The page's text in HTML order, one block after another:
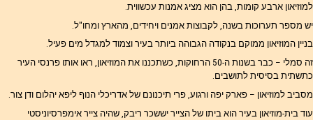
למוזיאון ארבע קומות, בהן הוא מציג אמנות עכשווית.
יש מספר תערוכות בשנה, לקבוצות אמנים ויחידים, מהארץ ומחו"ל.
בניין המוזיאון ממוקם בנקודה הגבוהה ביותר בעיר וצמוד למגדל מים פעיל.
זה סמלי – כבר בשנות ה-50 הרחוקות, כשתכננו את המוזיאון, ראו אותו פרנסי העיר
כתשתית בסיסית לתושבים.
מסביב למוזיאון – פארק יפה ורגוע, פרי תיכנונם של אדריכלי הנוף ליפא יהלום ודן צור.
עוד בית-מוזיאון בעיר הוא ביתו של הצייר יששכר ריבק, שהיה צייר אימפרסיוניסטי